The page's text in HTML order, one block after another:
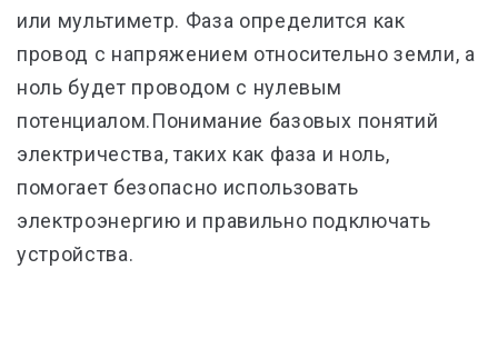
или мультиметр. Фаза определится как
провод с напряжением относительно земли, а
ноль будет проводом с нулевым
потенциалом.Понимание базовых понятий
электричества, таких как фаза и ноль,
помогает безопасно использовать
электроэнергию и правильно подключать
устройства.